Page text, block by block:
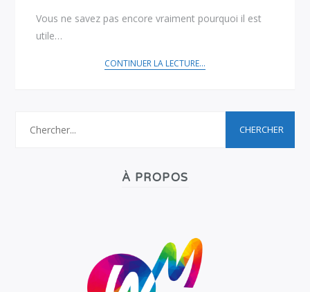
Vous ne savez pas encore vraiment pourquoi il est
utile…
CONTINUER LA LECTURE...
À PROPOS